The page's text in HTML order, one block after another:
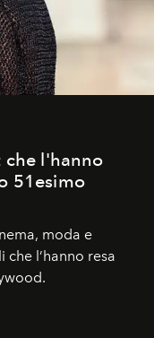
che l'hanno
51esimo
moda e
l’hanno resa